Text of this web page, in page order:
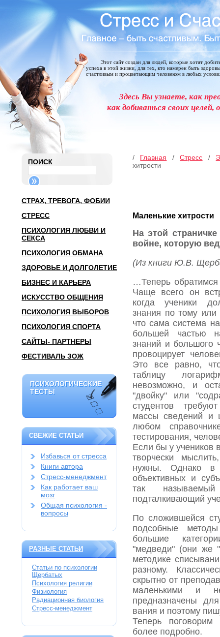
Этот сайт создан для людей, которые хотят
успеха в этой жизни, для тех, кто намерен быть
счастливым и процветающим человеком в любых
Здесь Вы узнаете, как
как добиваться своих
ПОИСК
СТРАХ, ТРЕВОГА, ФОБИИ
СТРЕСС
ПСИХОЛОГИЯ ЛЮБВИ И
СЕКСА
ПСИХОЛОГИЯ ОБМАНА
ЗДОРОВЬЕ И ДОЛГОЛЕТИЕ
БИЗНЕС И КАРЬЕРА
ИСКУССТВО ОБЩЕНИЯ
ПСИХОЛОГИЯ ВЫБОРОВ
ПСИХОЛОГИЯ СПОРТА
САЙТЫ- ПАРТНЕРЫ
ФЕСТИВАЛЬ ЗОЖ
ПСИХОЛОГИЧЕСКИЕ
ТЕСТЫ
ПСИХОЛОГИЧЕСКИЕ
ТЕСТЫ
СВЕЖИЕ СТАТЬИ
Избавься от стресса
Книги автора
Стресс-менеджмент
Как работает ваш
мозг
Общая психология -
вопросы
РАЗНЫЕ СТАТЬИ
Статьи по психологии
Щербатых
Психология религии
Физиология
Радиационная биология
Стресс-менеджмент
/ Главная /Стресс /
хитрости
Маленькие хитрости
На этой
войне, которую
(Из книги Ю.В.
…Теперь
Чаще всего он
когда ученики
знания по тому или
что сама сис­тема
большей частью
знаний и большого
провоци­рует
Это все равно,
таблицу
невозможно, и
"двойку" или
студентов
массы сведе­ний и
любом
тестирования,
Если бы у учеников
творчески
нужны. Однако в
объективных и
так называемый
подталкивающий
По сложившейся
подсобные
большие
"медведи" (они же
методике
разному.
скрытно от
маленькими и
предназначены
вания и поэтому
Теперь
более подробно.